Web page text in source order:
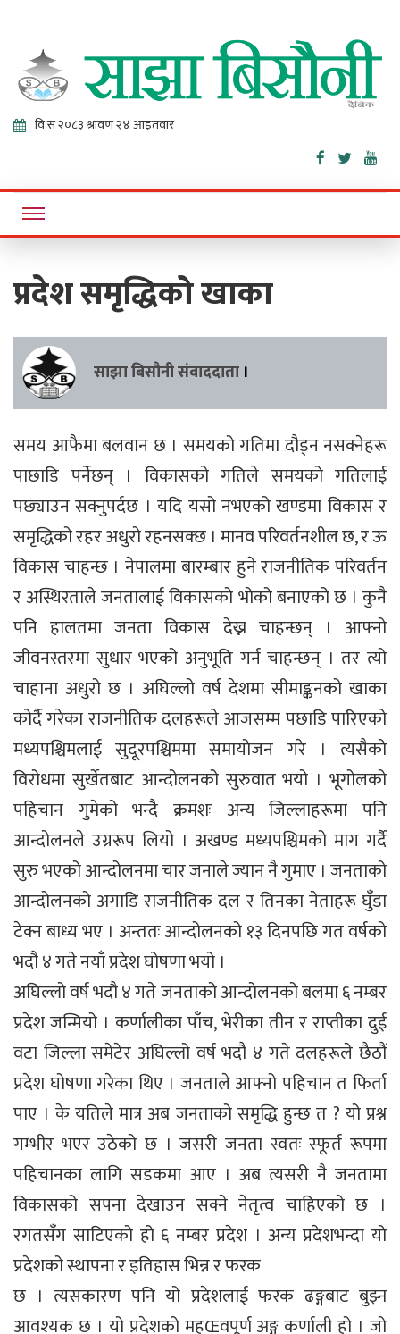
Sajha
Bisaunee
Online News Portal
प्रदेश समृद्धिको खाका
साझा बिसौनी संवाददाता ।
समय आफैमा बलवान छ । समयको गतिमा दौड्न नसक्नेहरू
पाछाडि पर्नेछन् । विकासको गतिले समयको गतिलाई
पछ्याउन सक्नुपर्दछ । यदि यसो नभएको खण्डमा विकास र
समृद्धिको रहर अधुरो रहनसक्छ । मानव परिवर्तनशील छ, र ऊ
विकास चाहन्छ । नेपालमा बारम्बार हुने राजनीतिक परिवर्तन
र अस्थिरताले जनतालाई विकासको भोको बनाएको छ । कुनै
पनि हालतमा जनता विकास देख्न चाहन्छन् । आफ्नो
जीवनस्तरमा सुधार भएको अनुभूति गर्न चाहन्छन् । तर त्यो
चाहाना अधुरो छ । अघिल्लो वर्ष देशमा सीमाङ्कनको खाका
कोर्दै गरेका राजनीतिक दलहरूले आजसम्म पछाडि पारिएको
मध्यपश्चिमलाई सुदूरपश्चिममा समायोजन गरे । त्यसैको
विरोधमा सुर्खेतबाट आन्दोलनको सुरुवात भयो । भूगोलको
पहिचान गुमेको भन्दै क्रमशः अन्य जिल्लाहरूमा पनि
आन्दोलनले उग्ररूप लियो । अखण्ड मध्यपश्चिमको माग गर्दै
सुरु भएको आन्दोलनमा चार जनाले ज्यान नै गुमाए । जनताको
आन्दोलनको अगाडि राजनीतिक दल र तिनका नेताहरू घुँडा
टेक्न बाध्य भए । अन्ततः आन्दोलनको १३ दिनपछि गत वर्षको
भदौ ४ गते नयाँ प्रदेश घोषणा भयो ।
अघिल्लो वर्ष भदौ ४ गते जनताको आन्दोलनको बलमा ६ नम्बर
प्रदेश जन्मियो । कर्णालीका पाँच, भेरीका तीन र राप्तीका दुई
वटा जिल्ला समेटेर अघिल्लो वर्ष भदौ ४ गते दलहरूले छैठौं
प्रदेश घोषणा गरेका थिए । जनताले आफ्नो पहिचान त फिर्ता
पाए । के यतिले मात्र अब जनताको समृद्धि हुन्छ त ? यो प्रश्न
गम्भीर भएर उठेको छ । जसरी जनता स्वतः स्फूर्त रूपमा
पहिचानका लागि सडकमा आए । अब त्यसरी नै जनतामा
विकासको सपना देखाउन सक्ने नेतृत्व चाहिएको छ ।
रगतसँग साटिएको हो ६ नम्बर प्रदेश । अन्य प्रदेशभन्दा यो
प्रदेशको स्थापना र इतिहास भिन्न र फरक
छ । त्यसकारण पनि यो प्रदेशलाई फरक ढङ्गबाट बुझ्न
आवश्यक छ । यो प्रदेशको महŒवपूर्ण अङ्ग कर्णाली हो । जो